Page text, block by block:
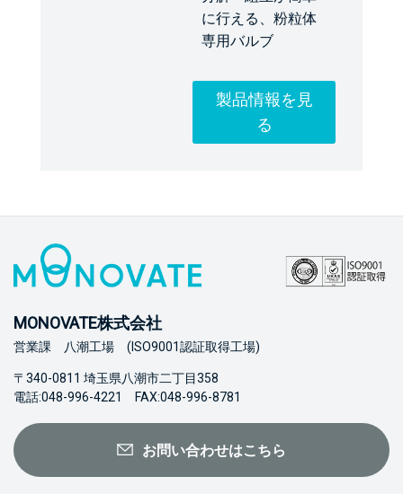
に行える、粉粒体
専用バルブ
製品情報を見
る
MONOVATE株式会社
営業課 八潮工場 (ISO9001認証取得工場)
〒340-0811 埼玉県八潮市二丁目358
電話:048-996-4221 FAX:048-996-8781
お問い合わせはこちら